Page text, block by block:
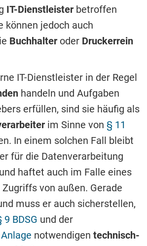
IT-Dienstleister betroffen
können jedoch auch
Buchhalter oder Druckerrein
IT-Dienstleister in der Regel
handeln und Aufgaben
erfüllen, sind sie häufig als
im Sinne von § 11
In einem solchen Fall bleibt
für die Datenverarbeitung
und haftet auch im Falle eines
von außen. Gerade
muss er auch sicherstellen,
9 BDSG und der
Anlage notwendigen technisch-